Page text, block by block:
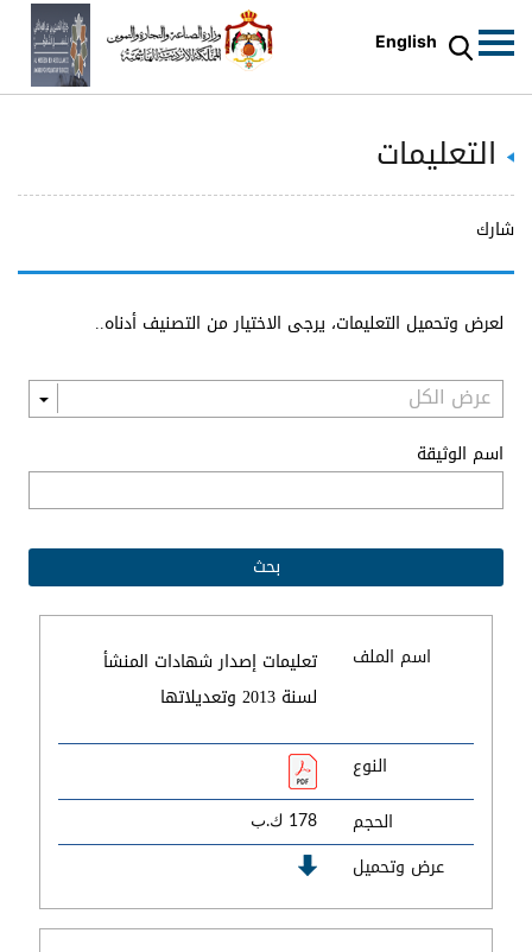
English
التعليمات
شارك
لعرض وتحميل التعليمات، يرجى الاختيار من التصنيف أدناه..
اسم الوثيقة
اسم الملف
تعليمات إصدار شهادات المنشأ
لسنة 2013 وتعديلاتها
النوع
الحجم
178 ك.ب
عرض وتحميل